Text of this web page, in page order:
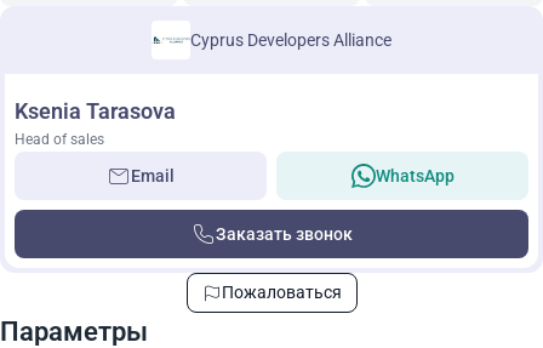
Cyprus Developers Alliance
Ksenia Tarasova
Head of sales
Email WhatsApp
Заказать звонок
Пожаловаться
Параметры